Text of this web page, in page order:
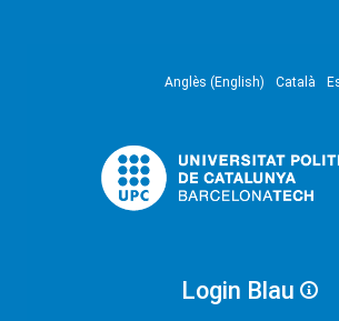
Anglès (English) Català
Login Blau